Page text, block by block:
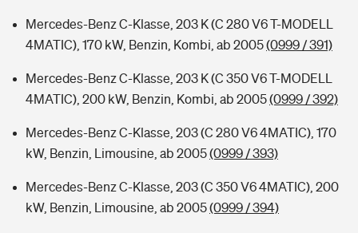
Mercedes-Benz C-Klasse, 203 K (C 280 V6 T-MODELL
4MATIC), 170 kW, Benzin, Kombi, ab 2005(0999 / 391)
Mercedes-Benz C-Klasse, 203 K (C 350 V6 T-MODELL
4MATIC), 200 kW, Benzin, Kombi, ab 2005(0999 / 392)
Mercedes-Benz C-Klasse, 203 (C 280 V6 4MATIC), 170
kW, Benzin, Limousine, ab 2005(0999 / 393)
Mercedes-Benz C-Klasse, 203 (C 350 V6 4MATIC), 200
kW, Benzin, Limousine, ab 2005(0999 / 394)